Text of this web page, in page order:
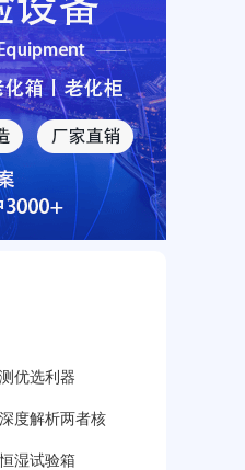
优选利器
度解析两者核
湿试验箱